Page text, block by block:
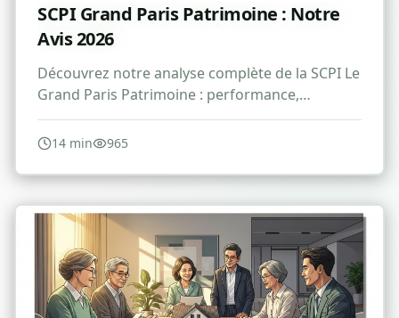
SCPI Grand Paris Patrimoine : Notre
Avis 2026
Découvrez notre analyse complète de la SCPI Le
Grand Paris Patrimoine : performance,
avantages, risques et avis pour 2026.
14 min 965